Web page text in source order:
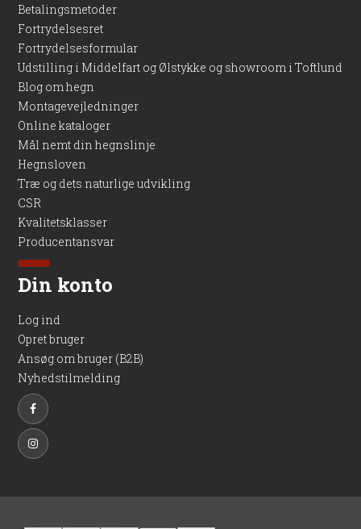
Betalingsmetoder
Fortrydelsesret
Fortrydelsesformular
Udstilling i Middelfart og Ølstykke og showroom i Toftlund
Blog om hegn
Montagevejledninger
Online kataloger
Mål nemt din hegnslinje
Hegnsloven
Træ og dets naturlige udvikling
CSR
Kvalitetsklasser
Producentansvar
Din konto
Log ind
Opret bruger
Ansøg om bruger (B2B)
Nyhedstilmelding